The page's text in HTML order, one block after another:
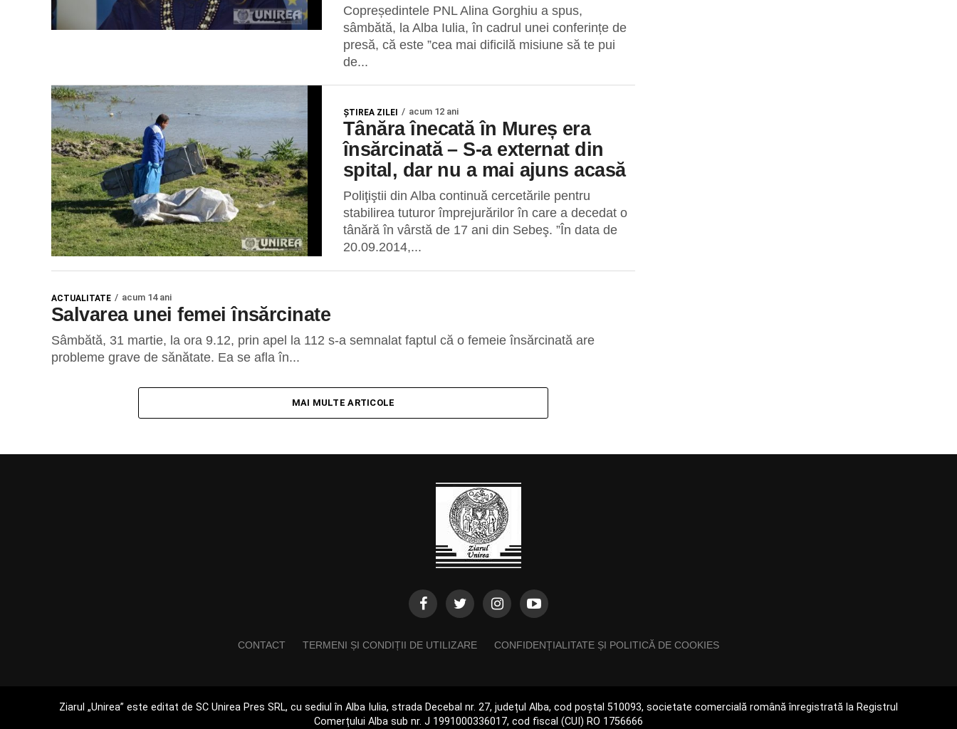
Copreședintele PNL Alina Gorghiu a spus,
sâmbătă, la Alba Iulia, în cadrul unei conferințe de
presă, că este ”cea mai dificilă misiune să te pui
de...
ŞTIREA ZILEI acum 12 ani
Tânăra înecată în Mureș era
însărcinată – S-a externat din
spital, dar nu a mai ajuns acasă
Poliţiştii din Alba continuă cercetările pentru
stabilirea tuturor împrejurărilor în care a decedat o
tânără în vârstă de 17 ani din Sebeş. ”În data de
20.09.2014,...
ACTUALITATE acum 14 ani
Salvarea unei femei însărcinate
Sâmbătă, 31 martie, la ora 9.12, prin apel la 112 s-a semnalat faptul că o femeie însărcinată are
probleme grave de sănătate. Ea se afla în...
MAI MULTE ARTICOLE
CONTACT TERMENI ȘI CONDIȚII DE UTILIZARE CONFIDENȚIALITATE ȘI POLITICĂ DE COOKIES
Ziarul „Unirea” este editat de SC Unirea Pres SRL, cu sediul în Alba Iulia, strada Decebal nr. 27, județul Alba, cod poștal 510093, societate comercială română înregistrată la Registrul
Comerțului Alba sub nr. J 1991000336017, cod fiscal (CUI) RO 1756666